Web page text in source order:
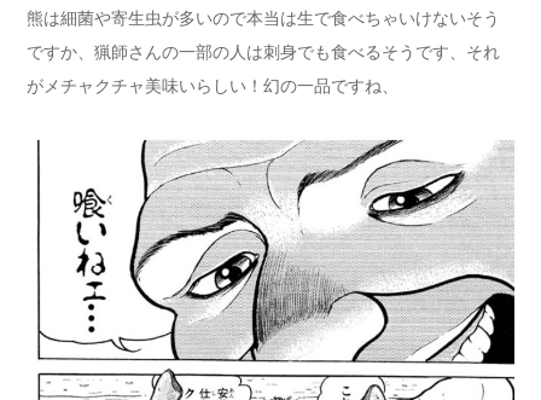
熊は細菌や寄生虫が多いので本当は生で食べちゃいけないそう
ですか、猟師さんの一部の人は刺身でも食べるそうです、それ
がメチャクチャ美味いらしい！幻の一品ですね、